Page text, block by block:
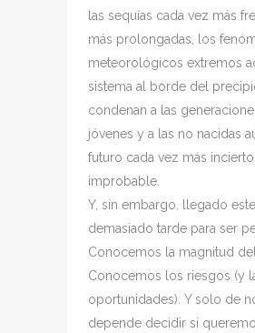
las sequías cada vez más
más prolongadas, los
meteorológicos extremos
sistema al borde del
condenan a las
jóvenes y a las no nacidas
futuro cada vez más
improbable.
Y, sin embargo, llegado
demasiado tarde para ser
Conocemos la magnitud
Conocemos los riesgos (y
oportunidades). Y solo de
depende decidir si